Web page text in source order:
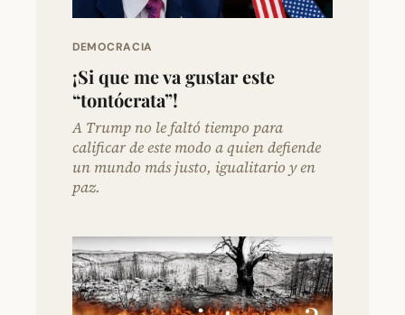
DEMOCRACIA
¡Si que me va gustar este
“tontócrata”!
A Trump no le faltó tiempo para
calificar de este modo a quien defiende
un mundo más justo, igualitario y en
paz.